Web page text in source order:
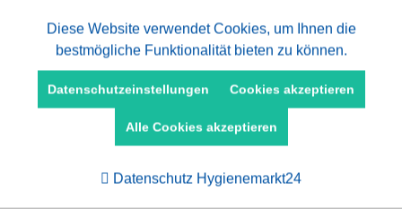
Kauf auf Rechnung
Funktionale Aktiv
Marketing Aktiv
Diese Website verwendet Cookies, um Ihnen die
bestmögliche Funktionalität bieten zu können.
Datenschutzeinstellungen Cookies akzeptieren
Alle Cookies akzeptieren
Datenschutz Hygienemarkt24